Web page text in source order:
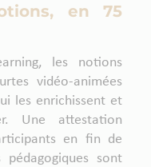
en 75
les notions
vidéo-animées
les enrichissent et
Une attestation
en fin de
sont